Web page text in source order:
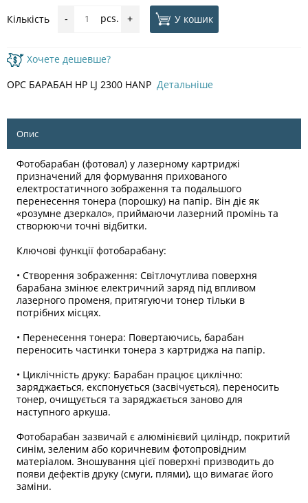
Кількість - pcs. + У кошик
Хочете дешевше?
OPC БАРАБАН HP LJ 2300 HANP Детальніше
Опис
Фотобарабан (фотовал) у лазерному картриджі
призначений для формування прихованого
електростатичного зображення та подальшого
перенесення тонера (порошку) на папір. Він діє як
«розумне дзеркало», приймаючи лазерний промінь та
створюючи точні відбитки.
Ключові функції фотобарабану:
• Створення зображення: Світлочутлива поверхня
барабана змінює електричний заряд під впливом
лазерного променя, притягуючи тонер тільки в
потрібних місцях.
• Перенесення тонера: Повертаючись, барабан
переносить частинки тонера з картриджа на папір.
• Циклічність друку: Барабан працює циклічно:
заряджається, експонується (засвічується), переносить
тонер, очищується та заряджається заново для
наступного аркуша.
Фотобарабан зазвичай є алюмінієвий циліндр, покритий
синім, зеленим або коричневим фотопровідним
матеріалом. Зношування цієї поверхні призводить до
появи дефектів друку (смуги, плями), що вимагає його
заміни.